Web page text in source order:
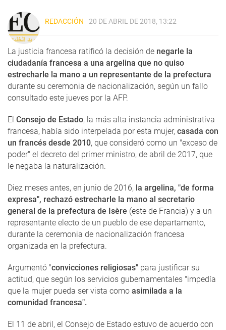
REDACCIÓN 20 DE ABRIL DE 2018, 13:22
La justicia francesa ratificó la decisión de negarle la
ciudadanía francesa a una argelina que no quiso
estrecharle la mano a un representante de la prefectura
durante su ceremonia de nacionalización, según un fallo
consultado este jueves por la AFP.
El Consejo de Estado, la más alta instancia administrativa
francesa, había sido interpelada por esta mujer, casada con
un francés desde 2010, que consideró como un "exceso de
poder" el decreto del primer ministro, de abril de 2017, que
le negaba la naturalización.
Diez meses antes, en junio de 2016, la argelina, "de forma
expresa", rechazó estrecharle la mano al secretario
general de la prefectura de Isère (este de Francia) y a un
representante electo de un pueblo de ese departamento,
durante la ceremonia de nacionalización francesa
organizada en la prefectura.
Argumentó "convicciones religiosas" para justificar su
actitud, que según los servicios gubernamentales "impedía
que la mujer pueda ser vista como asimilada a la
comunidad francesa".
El 11 de abril, el Consejo de Estado estuvo de acuerdo con